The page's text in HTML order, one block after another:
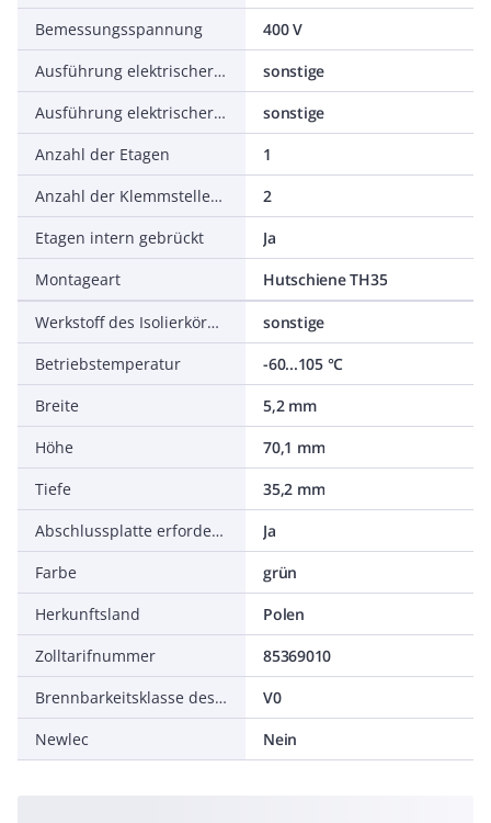
Bemessungsspannung
400 V
Ausführung elektrischer Anschluss 1
sonstige
Ausführung elektrischer Anschluss 2
sonstige
Anzahl der Etagen
1
Anzahl der Klemmstellen je Etage
2
Etagen intern gebrückt
Ja
Montageart
Hutschiene TH35
Werkstoff des Isolierkörpers
sonstige
Betriebstemperatur
-60...105 °C
Breite
5,2 mm
Höhe
70,1 mm
Tiefe
35,2 mm
Abschlussplatte erforderlich
Ja
Farbe
grün
Herkunftsland
Polen
Zolltarifnummer
85369010
Brennbarkeitsklasse des Isolierstoffs nach UL94
V0
Newlec
Nein